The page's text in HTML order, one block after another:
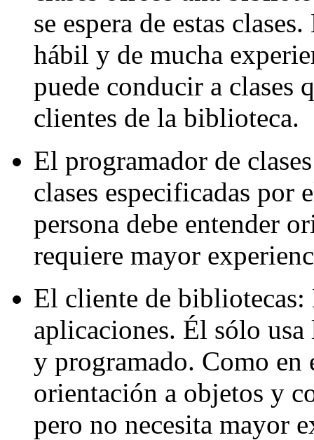
se espera de estas
hábil y de mucha
puede conducir a clases
clientes de la biblioteca.
El programador de
clases especificadas por
persona debe entender
requiere mayor
El cliente de bibliotecas:
aplicaciones. Él sólo usa
y programado. Como en
orientación a objetos y
pero no necesita mayor